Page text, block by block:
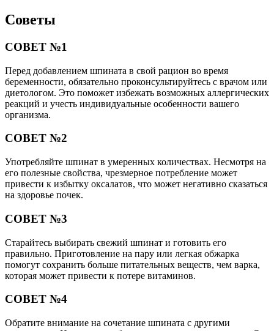
Советы
СОВЕТ №1
Перед добавлением шпината в свой рацион во время
беременности, обязательно проконсультируйтесь с врачом или
диетологом. Это поможет избежать возможных аллергических
реакций и учесть индивидуальные особенности вашего
организма.
СОВЕТ №2
Употребляйте шпинат в умеренных количествах. Несмотря на
его полезные свойства, чрезмерное потребление может
привести к избытку оксалатов, что может негативно сказаться
на здоровье почек.
СОВЕТ №3
Старайтесь выбирать свежий шпинат и готовить его
правильно. Приготовление на пару или легкая обжарка
помогут сохранить больше питательных веществ, чем варка,
которая может привести к потере витаминов.
СОВЕТ №4
Обратите внимание на сочетание шпината с другими